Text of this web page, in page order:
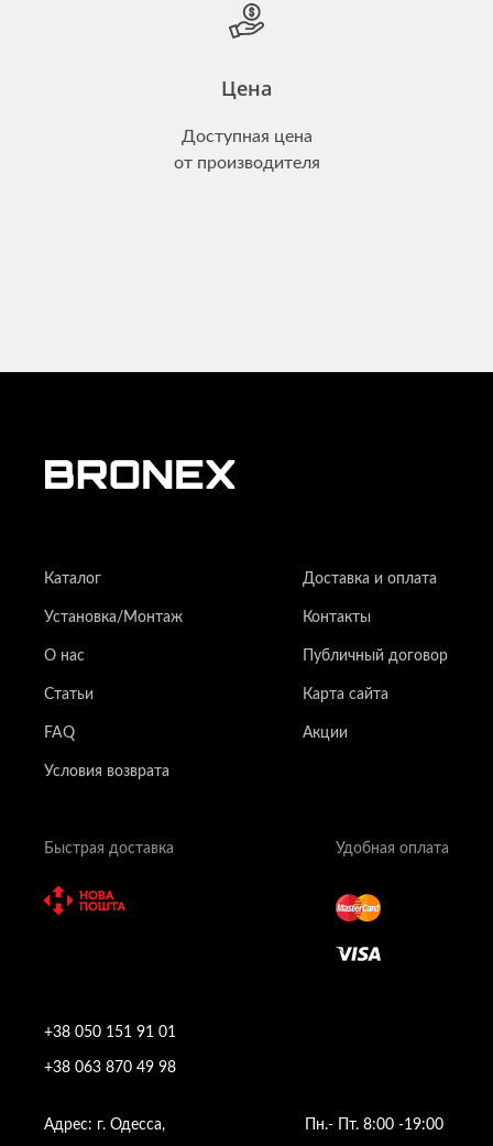
Цена
Доступная цена
от производителя
+38 050 151 91 01
+38 063 870 49 98
Пн.- Пт. 8:00 -19:00
Адрес: г. Одесса,
Каталог Доставка и оплата
Установка/Монтаж Контакты
О нас Публичный договор
Статьи Карта сайта
FAQ Акции
Условия возврата
Быстрая доставка Удобная оплата